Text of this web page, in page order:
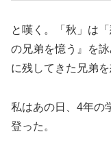
と嘆く。「秋」は
の兄弟を憶う』を
に残してきた兄弟を
私はあの日、4年の
登った。